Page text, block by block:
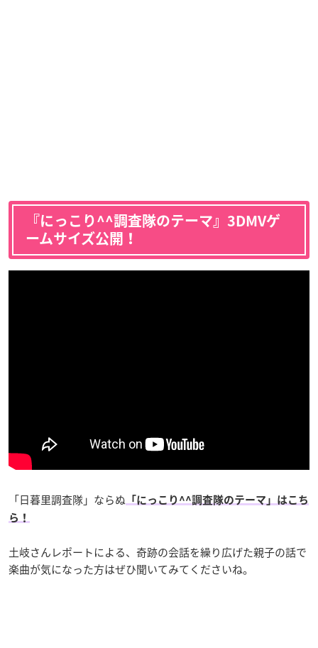
『にっこり^^調査隊のテーマ』3DMVゲ
ームサイズ公開！
「日暮里調査隊」ならぬ 「にっこり^^調査隊のテーマ」はこち
ら！
土岐さんレポートによる、奇跡の会話を繰り広げた親子の話で
楽曲が気になった方はぜひ聞いてみてくださいね。